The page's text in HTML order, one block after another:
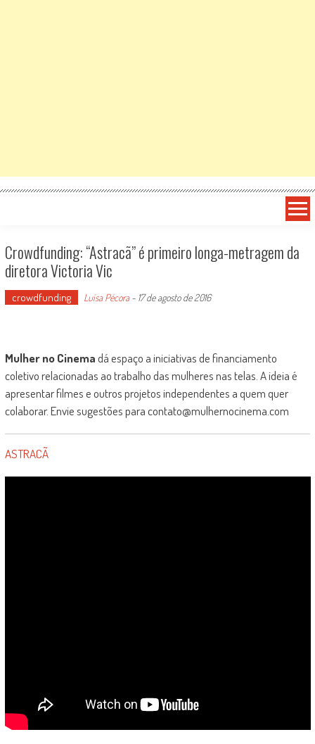
Crowdfunding: “Astracã” é primeiro longa-metragem da
diretora Victoria Vic
crowdfunding Luísa Pécora- 17 de agosto de 2016
Mulher no Cinemadá espaço a iniciativas de financiamento
coletivo relacionadas ao trabalho das mulheres nas telas. A ideia é
apresentar filmes e outros projetos independentes a quem quer
colaborar. Envie sugestões para contato@mulhernocinema.com
ASTRACÃ